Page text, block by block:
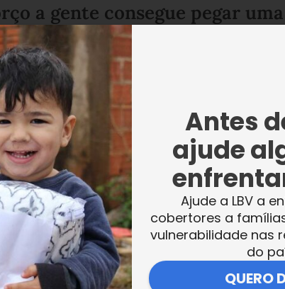
a gente consegue pegar uma
semana, um mês, ajudar um
meu sustento”, comentou ela.
Antes
ajude
Ajude a LBV a
cobertores a
vulnerabilidade nas
do
QUERO